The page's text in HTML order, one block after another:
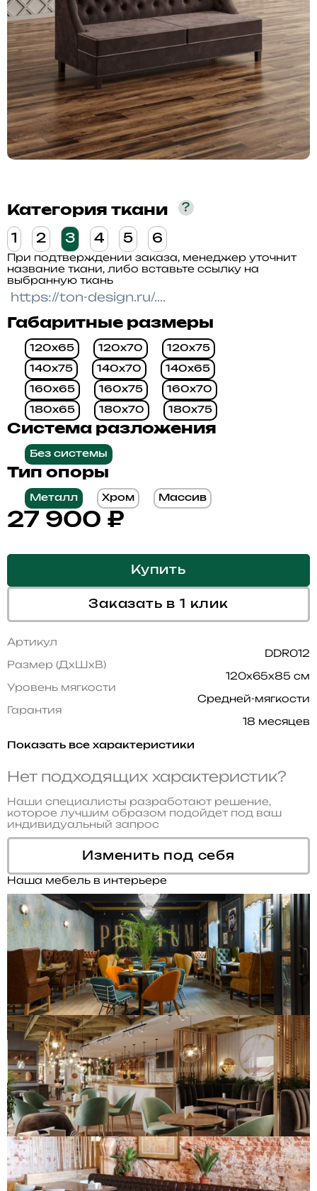
Категория ткани ?
1 2 3 4 5 6
При подтверждении заказа, менеджер уточнит
название ткани, либо вставьте ссылку на
выбранную ткань
Габаритные размеры
120x65 120x70 120x75
140x75 140x70 140x65
160x65 160x75 160x70
180x65 180x70 180x75
Система разложения
Без системы
Тип опоры
Металл Хром Массив
27 900 ₽
Купить
Заказать в 1 клик
Артикул
DDR012
Размер (ДхШхВ)
120x65x85 см
Уровень мягкости
Средней-мягкости
Гарантия
18 месяцев
Показать все характеристики
Нет подходящих характеристик?
Наши специалисты разработают решение,
которое лучшим образом подойдет под ваш
индивидуальный запрос
Изменить под себя
Наша мебель в интерьере